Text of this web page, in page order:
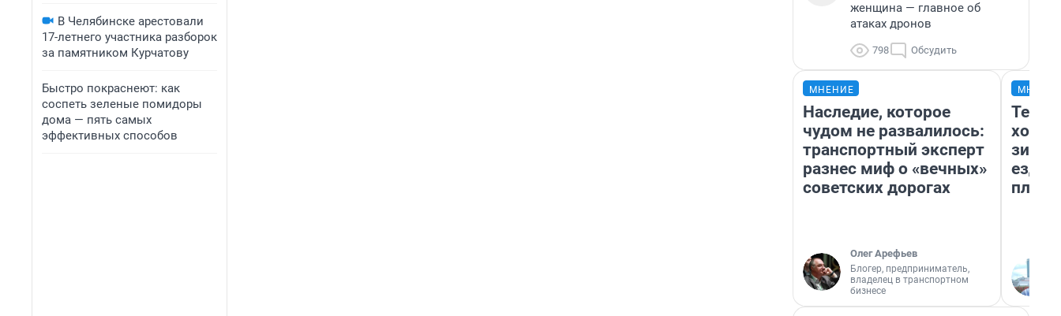
В Челябинске арестовали
17-летнего участника разборок
за памятником Курчатову
Быстро покраснеют: как
соспеть зеленые помидоры
дома — пять самых
эффективных способов
женщина — главное об
атаках дронов
798 Обсудить
МНЕНИЕ
Наследие, которое
чудом не развалилось:
транспортный эксперт
разнес миф о «вечных»
советских дорогах
Олег Арефьев
Блогер, предприниматель,
владелец в транспортном
бизнесе
ездит